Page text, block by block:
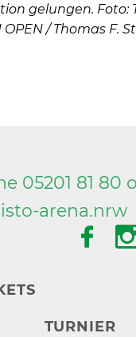
gelungen. Foto:
OPEN / Thomas F.
05201 81 80
arena.nrw
TURNIER